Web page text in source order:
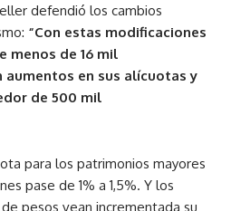
defendió los cambios
“Con estas modificaciones
menos de 16 mil
en sus alícuotas y
de 500 mil
para los patrimonios mayores
pase de 1% a 1,5%. Y los
pesos vean incrementada su